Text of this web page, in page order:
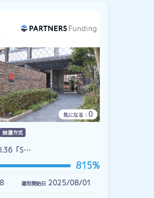
気になる： 0
抽選方式
「S…
815%
運用開始日 2025/08/01